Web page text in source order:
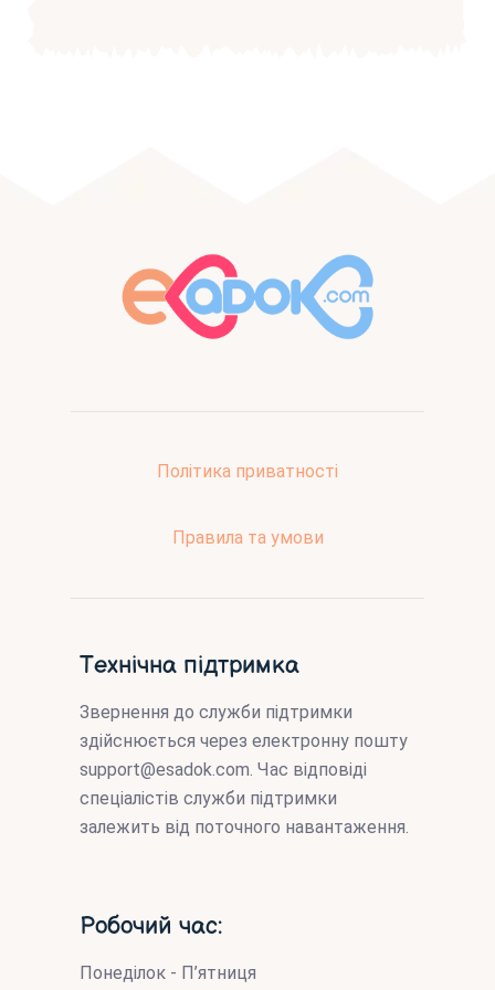
Політика приватності
Правила та умови
Технічна підтримка
Звернення до служби підтримки
здійснюється через електронну пошту
support@esadok.com. Час відповіді
спеціалістів служби підтримки
залежить від поточного навантаження.
Робочий час:
Понеділок - П’ятниця